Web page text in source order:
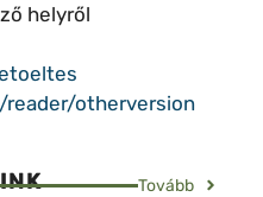
helyről
otherversion
Tovább